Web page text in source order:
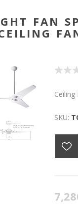
FAN
Ceiling
SKU: